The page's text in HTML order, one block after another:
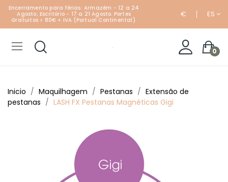
Encerramento para férias: Armazém - 12 a 24
Agosto; Escritório - 17 a 21 Agosto. Portes
Gratuitos > 80€ + IVA (Portual Continental).
€ ES
0
Inicio Maquilhagem Pestanas
Extensão de
pestanas
LASH FX Pestanas Magnéticas Gigi